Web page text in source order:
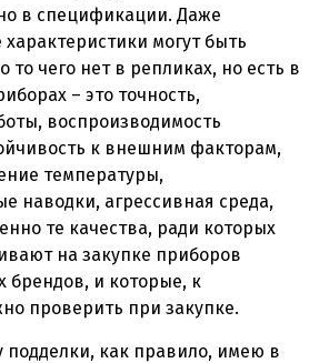
в спецификации. Даже
могут быть
то чего нет в репликах, но есть в
– это точность,
воспроизводимость
к внешним факторам,
температуры,
наводки, агрессивная среда,
те качества, ради которых
на закупке приборов
брендов, и которые, к
проверить при закупке.
подделки, как правило, имею в